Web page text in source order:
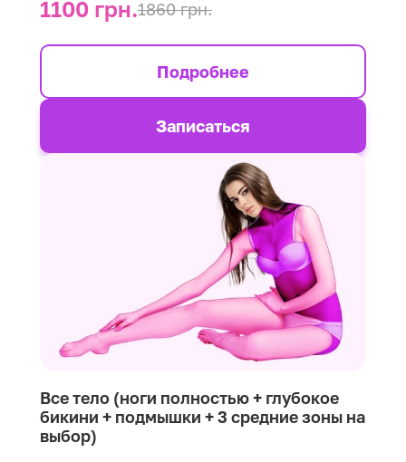
1100 грн.1860 грн.
Подробнее
Записаться
Все тело (ноги полностью + глубокое
бикини + подмышки + 3 средние зоны на
выбор)